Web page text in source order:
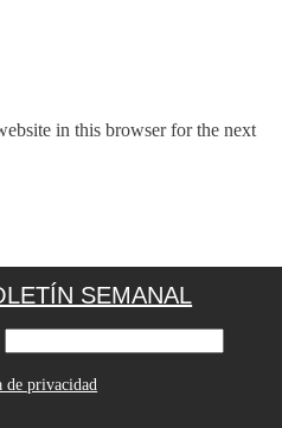
in this browser for the next
SEMANAL
de privacidad